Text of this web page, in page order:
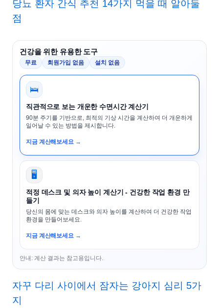
당뇨 환자 간식 추천 14가지 먹을 때 알아둘
점
건강을 위한 유용한 도구
무료 회원가입 없음 설치 없음
🛌
직관적으로 보는 개운한 수면시간 계산기
90분 주기를 기반으로, 최적의 기상 시간을 계산하여 더 개운하게
일어날 수 있는 방법을 제시합니다.
지금 계산해보세요 →
🖥️
적정 데스크 및 의자 높이 계산기 - 건강한 작업 환경 만
들기
당신의 몸에 맞는 데스크와 의자 높이를 계산하여 더 건강한 작업
환경을 만들어보세요.
지금 계산해보세요 →
안내: 계산 결과는 참고용입니다.
자꾸 다리 사이에서 잠자는 강아지 심리 5가
지